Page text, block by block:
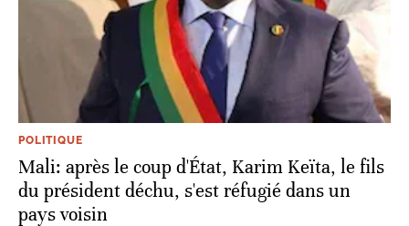
POLITIQUE
Mali: après le coup d'État, Karim Keïta, le fils
du président déchu, s'est réfugié dans un
pays voisin